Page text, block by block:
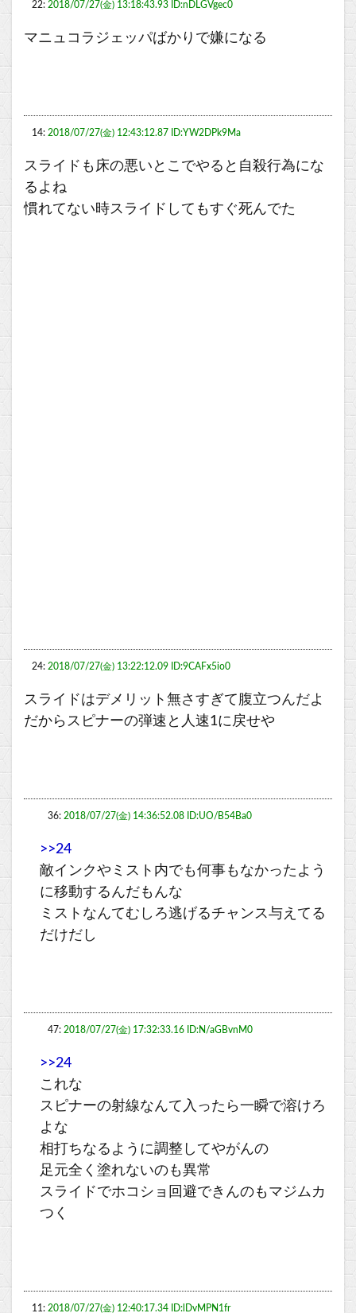
22: 2018/07/27(金) 13:18:43.93 ID:nDLGVgec0
マニュコラジェッパばかりで嫌になる
14: 2018/07/27(金) 12:43:12.87 ID:YW2DPk9Ma
スライドも床の悪いとこでやると自殺行為にな
るよね
慣れてない時スライドしてもすぐ死んでた
24: 2018/07/27(金) 13:22:12.09 ID:9CAFx5io0
スライドはデメリット無さすぎて腹立つんだよ
だからスピナーの弾速と人速1に戻せや
36: 2018/07/27(金) 14:36:52.08 ID:UO/B54Ba0
>>24
敵インクやミスト内でも何事もなかったよう
に移動するんだもんな
ミストなんてむしろ逃げるチャンス与えてる
だけだし
47: 2018/07/27(金) 17:32:33.16 ID:N/aGBvnM0
>>24
これな
スピナーの射線なんて入ったら一瞬で溶けろ
よな
相打ちなるように調整してやがんの
足元全く塗れないのも異常
スライドでホコショ回避できんのもマジムカ
つく
11: 2018/07/27(金) 12:40:17.34 ID:lDvMPN1fr